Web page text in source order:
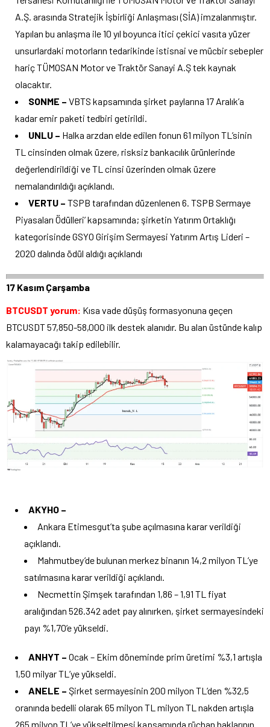
A.Ş. arasında Stratejik İşbirliği Anlaşması (SİA) imzalanmıştır.
Yapılan bu anlaşma ile 10 yıl boyunca itici çekici vasıta yüzer
unsurlardaki motorların tedarikinde istisnai ve mücbir sebepler
hariç TÜMOSAN Motor ve Traktör Sanayi A.Ş tek kaynak
olacaktır.
SONME – VBTS kapsamında şirket paylarına 17 Aralık’a
kadar emir paketi tedbiri getirildi.
UNLU – Halka arzdan elde edilen fonun 61 milyon TL’sinin
TL cinsinden olmak üzere, risksiz bankacılık ürünlerinde
değerlendirildiği ve TL cinsi üzerinden olmak üzere
nemalandırıldığı açıklandı.
VERTU – TSPB tarafından düzenlenen 6. TSPB Sermaye
Piyasaları Ödülleri’ kapsamında; şirketin Yatırım Ortaklığı
kategorisinde GSYO Girişim Sermayesi Yatırım Artış Lideri –
2020 dalında ödül aldığı açıklandı
17 Kasım Çarşamba
BTCUSDT yorum: Kısa vade düşüş formasyonuna geçen
BTCUSDT 57,850-58,000 ilk destek alanıdır. Bu alan üstünde kalıp
kalamayacağı takip edilebilir.
AKYHO –
Ankara Etimesgut’ta şube açılmasına karar verildiği
açıklandı.
Mahmutbey’de bulunan merkez binanın 14,2 milyon TL’ye
satılmasına karar verildiği açıklandı.
Necmettin Şimşek tarafından 1,86 – 1,91 TL fiyat
aralığından 526.342 adet pay alınırken, şirket sermayesindeki
payı %1,70’e yükseldi.
ANHYT – Ocak – Ekim döneminde prim üretimi %3,1 artışla
1,50 milyar TL’ye yükseldi.
ANELE – Şirket sermayesinin 200 milyon TL’den %32,5
oranında bedelli olarak 65 milyon TL milyon TL nakden artışla
265 milyon TL’ye yükseltilmesi kapsamında rüçhan haklarının